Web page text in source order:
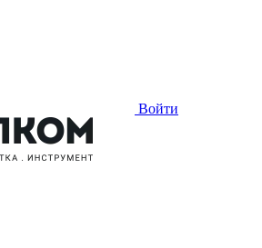
Войти